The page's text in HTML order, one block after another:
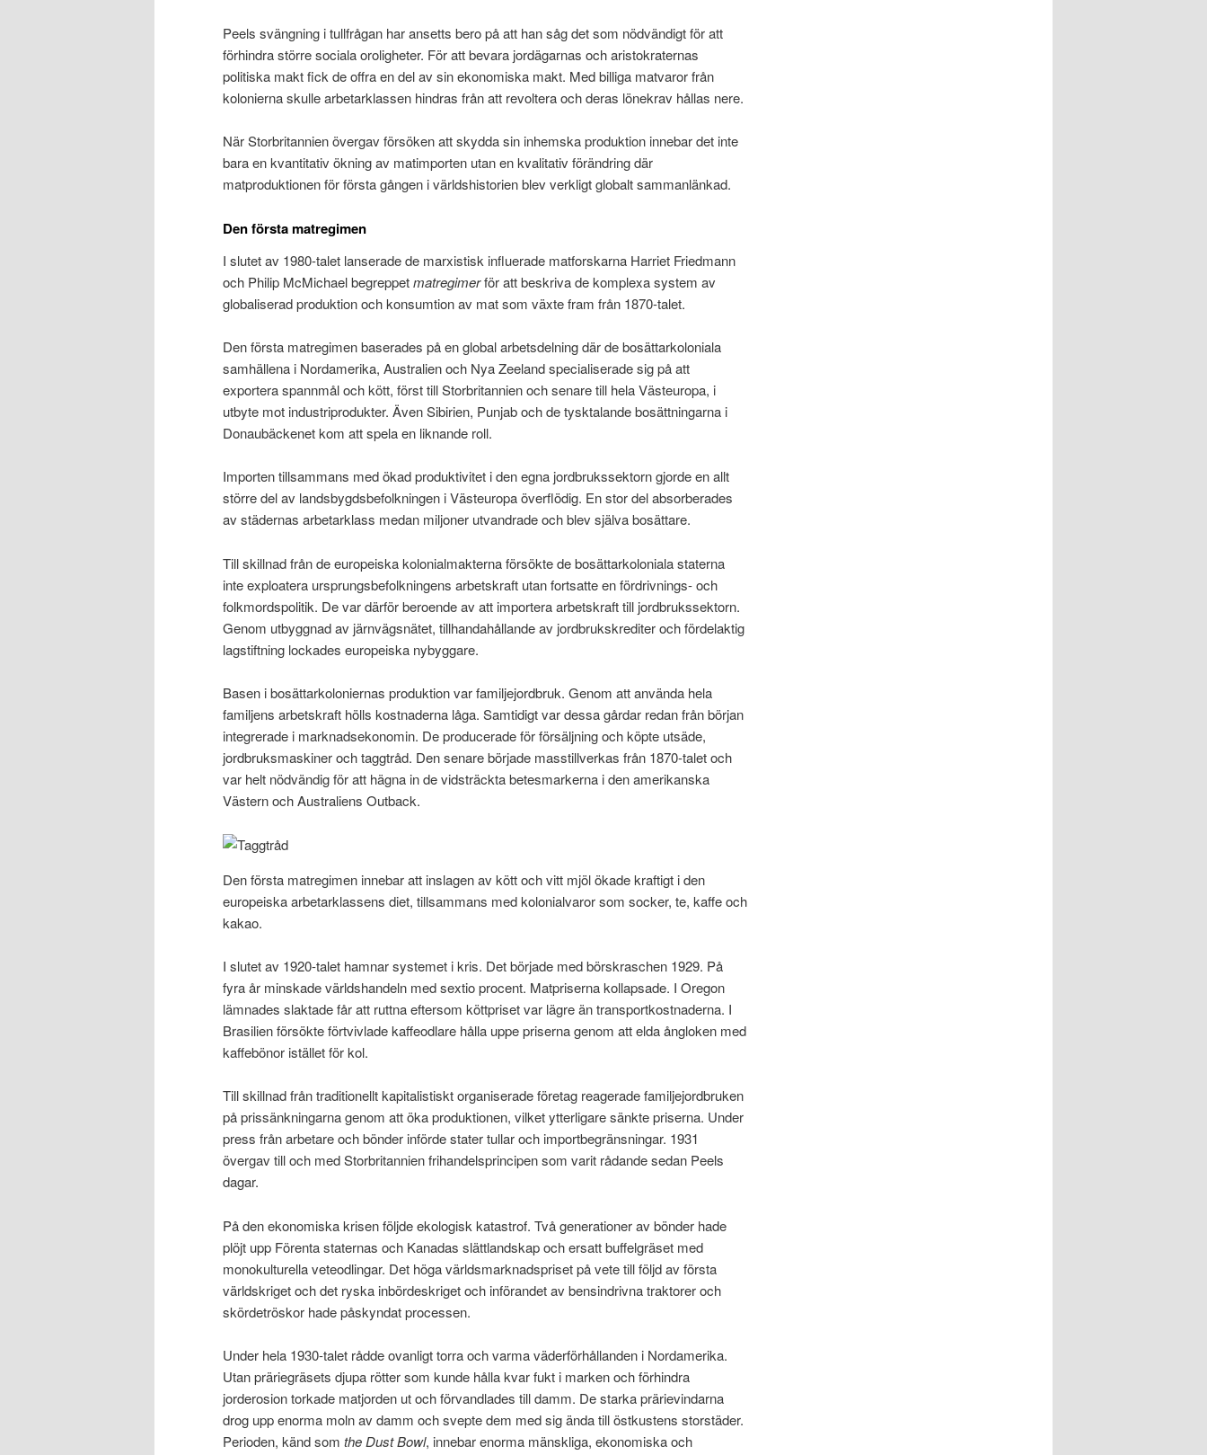
Peels svängning i tullfrågan har ansetts bero på att han såg det som nödvändigt för att
förhindra större sociala oroligheter. För att bevara jordägarnas och aristokraternas
politiska makt fick de offra en del av sin ekonomiska makt. Med billiga matvaror från
kolonierna skulle arbetarklassen hindras från att revoltera och deras lönekrav hållas nere.
När Storbritannien övergav försöken att skydda sin inhemska produktion innebar det inte
bara en kvantitativ ökning av matimporten utan en kvalitativ förändring där
matproduktionen för första gången i världshistorien blev verkligt globalt sammanlänkad.
Den första matregimen
I slutet av 1980-talet lanserade de marxistisk influerade matforskarna Harriet Friedmann
och Philip McMichael begreppetmatregimerför att beskriva de komplexa system av
globaliserad produktion och konsumtion av mat som växte fram från 1870-talet.
Den första matregimen baserades på en global arbetsdelning där de bosättarkoloniala
samhällena i Nordamerika, Australien och Nya Zeeland specialiserade sig på att
exportera spannmål och kött, först till Storbritannien och senare till hela Västeuropa, i
utbyte mot industriprodukter. Även Sibirien, Punjab och de tysktalande bosättningarna i
Donaubäckenet kom att spela en liknande roll.
Importen tillsammans med ökad produktivitet i den egna jordbrukssektorn gjorde en allt
större del av landsbygdsbefolkningen i Västeuropa överflödig. En stor del absorberades
av städernas arbetarklass medan miljoner utvandrade och blev själva bosättare.
Till skillnad från de europeiska kolonialmakterna försökte de bosättarkoloniala staterna
inte exploatera ursprungsbefolkningens arbetskraft utan fortsatte en fördrivnings- och
folkmordspolitik. De var därför beroende av att importera arbetskraft till jordbrukssektorn.
Genom utbyggnad av järnvägsnätet, tillhandahållande av jordbrukskrediter och fördelaktig
lagstiftning lockades europeiska nybyggare.
Basen i bosättarkoloniernas produktion var familjejordbruk. Genom att använda hela
familjens arbetskraft hölls kostnaderna låga. Samtidigt var dessa gårdar redan från början
integrerade i marknadsekonomin. De producerade för försäljning och köpte utsäde,
jordbruksmaskiner och taggtråd. Den senare började masstillverkas från 1870-talet och
var helt nödvändig för att hägna in de vidsträckta betesmarkerna i den amerikanska
Västern och Australiens Outback.
Den första matregimen innebar att inslagen av kött och vitt mjöl ökade kraftigt i den
europeiska arbetarklassens diet, tillsammans med kolonialvaror som socker, te, kaffe och
kakao.
I slutet av 1920-talet hamnar systemet i kris. Det började med börskraschen 1929. På
fyra år minskade världshandeln med sextio procent. Matpriserna kollapsade. I Oregon
lämnades slaktade får att ruttna eftersom köttpriset var lägre än transportkostnaderna. I
Brasilien försökte förtvivlade kaffeodlare hålla uppe priserna genom att elda ångloken med
kaffebönor istället för kol.
Till skillnad från traditionellt kapitalistiskt organiserade företag reagerade familjejordbruken
på prissänkningarna genom att öka produktionen, vilket ytterligare sänkte priserna. Under
press från arbetare och bönder införde stater tullar och importbegränsningar. 1931
övergav till och med Storbritannien frihandelsprincipen som varit rådande sedan Peels
dagar.
På den ekonomiska krisen följde ekologisk katastrof. Två generationer av bönder hade
plöjt upp Förenta staternas och Kanadas slättlandskap och ersatt buffelgräset med
monokulturella veteodlingar. Det höga världsmarknadspriset på vete till följd av första
världskriget och det ryska inbördeskriget och införandet av bensindrivna traktorer och
skördetröskor hade påskyndat processen.
Under hela 1930-talet rådde ovanligt torra och varma väderförhållanden i Nordamerika.
Utan präriegräsets djupa rötter som kunde hålla kvar fukt i marken och förhindra
jorderosion torkade matjorden ut och förvandlades till damm. De starka prärievindarna
drog upp enorma moln av damm och svepte dem med sig ända till östkustens storstäder.
Perioden, känd som the Dust Bowl, innebar enorma mänskliga, ekonomiska och